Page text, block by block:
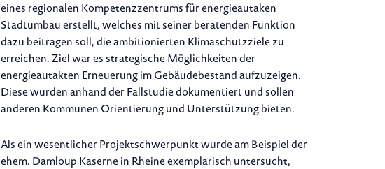
eines regionalen Kompetenzzentrums für energieautaken
Stadtumbau erstellt, welches mit seiner beratenden Funktion
dazu beitragen soll, die ambitionierten Klimaschutzziele zu
erreichen. Ziel war es strategische Möglichkeiten der
energieautakten Erneuerung im Gebäudebestand aufzuzeigen.
Diese wurden anhand der Fallstudie dokumentiert und sollen
anderen Kommunen Orientierung und Unterstützung bieten.
Als ein wesentlicher Projektschwerpunkt wurde am Beispiel der
ehem. Damloup Kaserne in Rheine exemplarisch untersucht,